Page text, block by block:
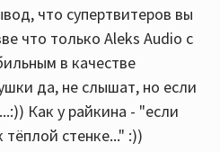
что супертвитеров вы
что только Aleks Audio с
в качестве
да, не слышат, но если
Как у райкина - "если
стенке..." :))